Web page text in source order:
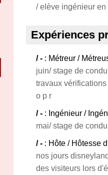
/ elève ingénieur
Expériences
/ - : Métreur /
juin/ stage de
travaux
o p r
/ - : Ingénieur /
mai/ stage de
/ - : Hôte / Hôtesse
nos jours
des visiteurs lors